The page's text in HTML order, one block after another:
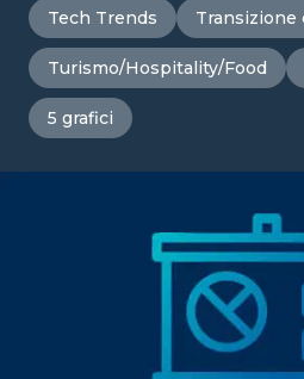
Tech Trends Transizione
Turismo/Hospitality/Food
5 grafici